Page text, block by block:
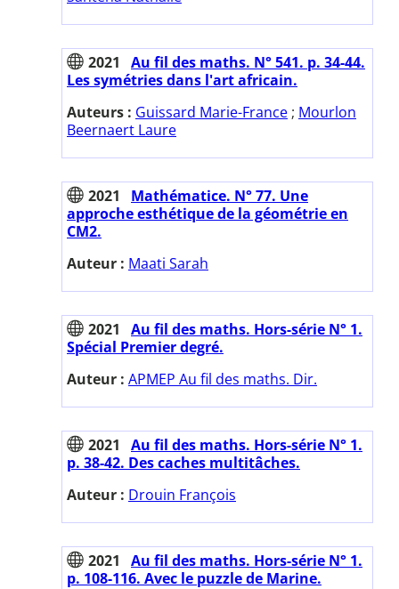
2021
Au fil des maths. N° 541. p. 34-44.
Les symétries dans l'art africain.
Auteurs : Guissard Marie-France ; Mourlon
Beernaert Laure
2021
Mathématice. N° 77. Une
approche esthétique de la géométrie en
CM2.
Auteur : Maati Sarah
2021
Au fil des maths. Hors-série N° 1.
Spécial Premier degré.
Auteur : APMEP Au fil des maths. Dir.
2021
Au fil des maths. Hors-série N° 1.
p. 38-42. Des caches multitâches.
Auteur : Drouin François
2021
Au fil des maths. Hors-série N° 1.
p. 108-116. Avec le puzzle de Marine.